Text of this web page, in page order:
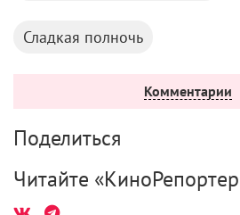
Сладкая полночь
Комментарии
Поделиться
Читайте